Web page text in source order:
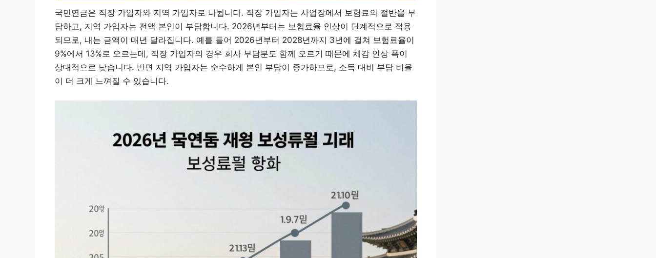
국민연금은 직장 가입자와 지역 가입자로 나뉩니다. 직장 가입자는 사업장에서 보험료의 절반을 부
담하고, 지역 가입자는 전액 본인이 부담합니다. 2026년부터는 보험료율 인상이 단계적으로 적용
되므로, 내는 금액이 매년 달라집니다. 예를 들어 2026년부터 2028년까지 3년에 걸쳐 보험료율이
9%에서 13%로 오르는데, 직장 가입자의 경우 회사 부담분도 함께 오르기 때문에 체감 인상 폭이
상대적으로 낮습니다. 반면 지역 가입자는 순수하게 본인 부담이 증가하므로, 소득 대비 부담 비율
이 더 크게 느껴질 수 있습니다.